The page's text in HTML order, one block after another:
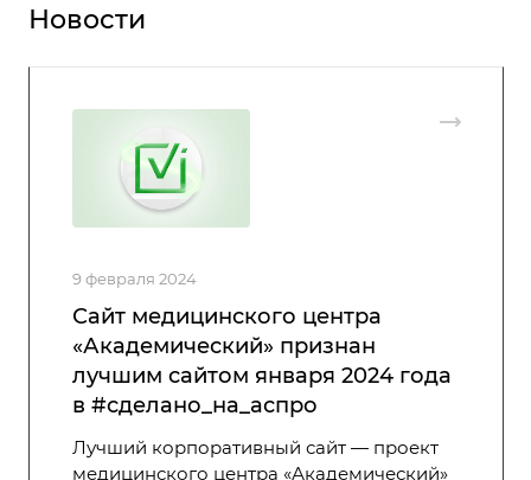
Новости
9 февраля 2024
Сайт медицинского центра
«Академический» признан
лучшим сайтом января 2024 года
в #сделано_на_аспро
Лучший корпоративный сайт — проект
медицинского центра «Академический»